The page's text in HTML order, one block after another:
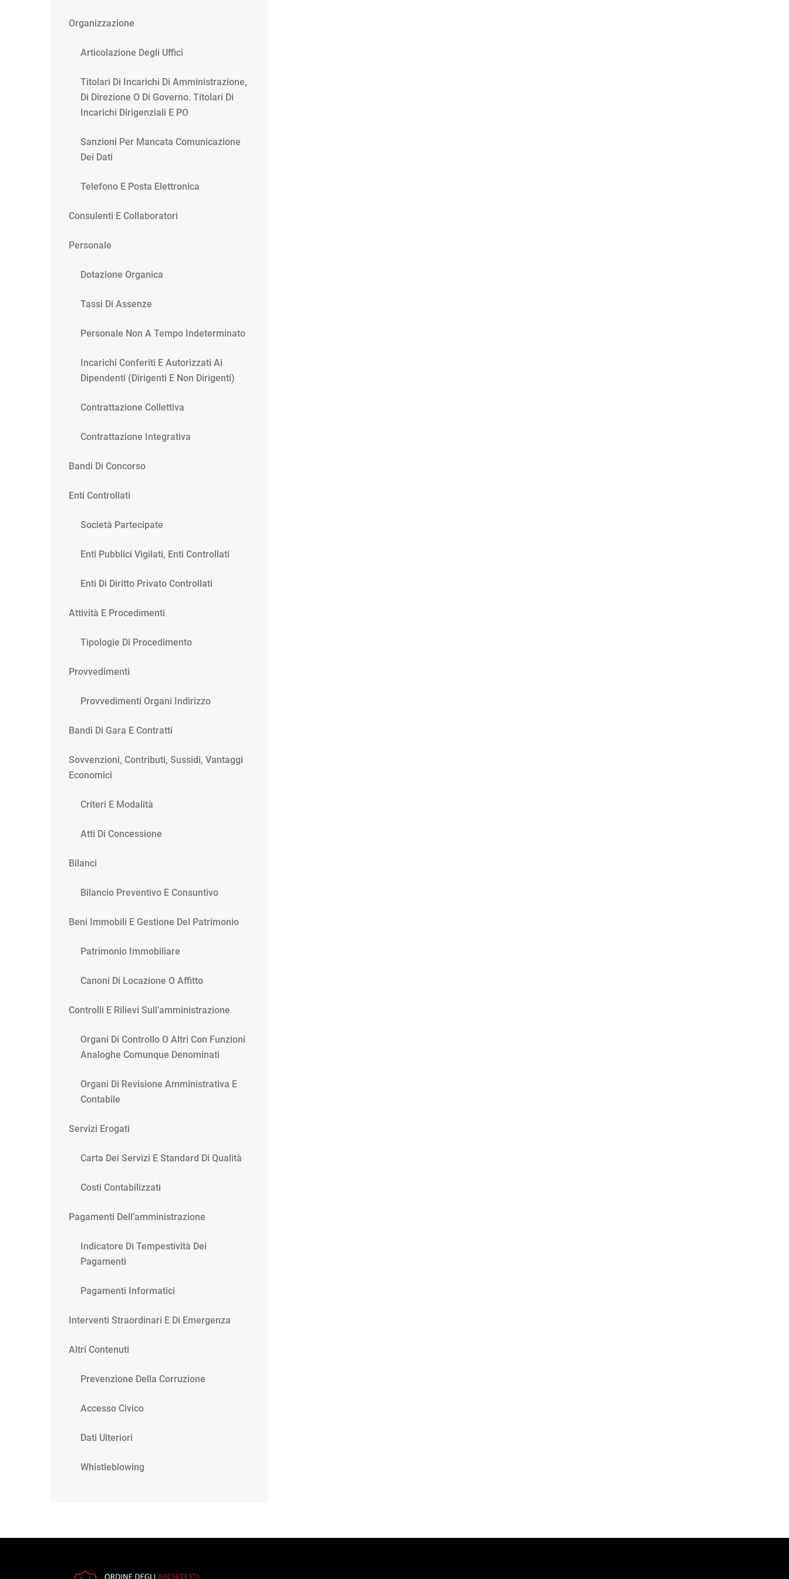
Organizzazione
Articolazione Degli Uffici
Titolari Di Incarichi Di Amministrazione,
Di Direzione O Di Governo. Titolari Di
Incarichi Dirigenziali E PO
Sanzioni Per Mancata Comunicazione
Dei Dati
Telefono E Posta Elettronica
Consulenti E Collaboratori
Personale
Dotazione Organica
Tassi Di Assenze
Personale Non A Tempo Indeterminato
Incarichi Conferiti E Autorizzati Ai
Dipendenti (dirigenti E Non Dirigenti)
Contrattazione Collettiva
Contrattazione Integrativa
Bandi Di Concorso
Enti Controllati
Società Partecipate
Enti Pubblici Vigilati, Enti Controllati
Enti Di Diritto Privato Controllati
Attività E Procedimenti
Tipologie Di Procedimento
Provvedimenti
Provvedimenti Organi Indirizzo
Bandi Di Gara E Contratti
Sovvenzioni, Contributi, Sussidi, Vantaggi
Economici
Criteri E Modalità
Atti Di Concessione
Bilanci
Bilancio Preventivo E Consuntivo
Beni Immobili E Gestione Del Patrimonio
Patrimonio Immobiliare
Canoni Di Locazione O Affitto
Controlli E Rilievi Sull’amministrazione
Organi Di Controllo O Altri Con Funzioni
Analoghe Comunque Denominati
Organi Di Revisione Amministrativa E
Contabile
Servizi Erogati
Carta Dei Servizi E Standard Di Qualità
Costi Contabilizzati
Pagamenti Dell’amministrazione
Indicatore Di Tempestività Dei
Pagamenti
Pagamenti Informatici
Interventi Straordinari E Di Emergenza
Altri Contenuti
Prevenzione Della Corruzione
Accesso Civico
Dati Ulteriori
Whistleblowing